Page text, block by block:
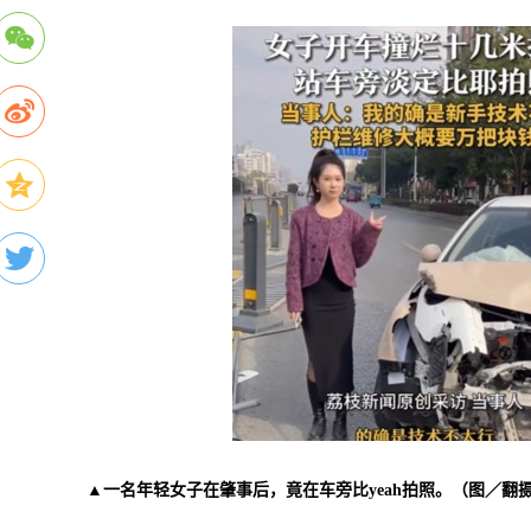
▲一名年轻女子在肇事后，竟在车旁比yeah拍照。（图／翻